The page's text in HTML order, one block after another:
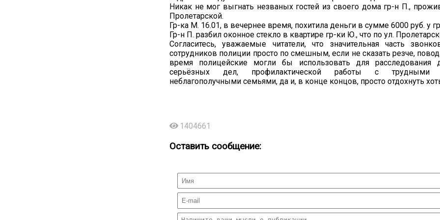
Никак не мог выгнать незваных гостей из своего дома гр-н П.,
Пролетарской.
Гр-ка М. 16.01, в вечернее время, похитила деньги в сумме 6000 руб. у
Гр-н П. разбил оконное стекло в квартире гр-ки Ю., что по ул.
Согласитесь, уважаемые читатели, что значительная часть
сотрудников полиции просто по смешным, если не сказать резче,
время полицейские могли бы использовать для расследования
серьёзных дел, профилактической работы с трудными
неблагополучными семьями, да и, в конце концов, просто отдохнуть
1404661
Оставить сообщение: